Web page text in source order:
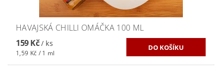
HAVAJSKÁ CHILLI OMÁČKA 100 ML
159 Kč/ ks
1,59 Kč / 1 ml